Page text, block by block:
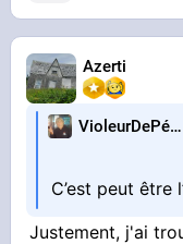
Azerti
VioleurDePédo
C’est peut être
Justement, j'ai